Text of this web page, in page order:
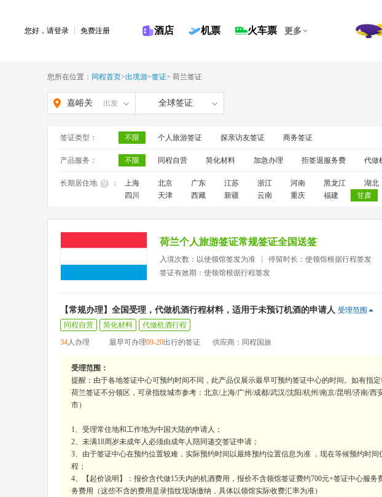
您好，请登录 免费注册 酒店 机票 火车票 更多
您所在位置： 同程首页>出境游>签证> 荷兰签证
嘉峪关 出发 全球签证
签证类型： 不限 个人旅游签证 探亲访友签证 商务签证
产品服务： 不限 同程自营 简化材料 加急办理 拒签退服务费 代做
长期居住地 ： 上海 北京 广东 江苏 浙江 河南 黑龙江 湖北
四川
天津 西藏 新疆 云南 重庆 福建 甘肃
荷兰个人旅游签证常规签证全国送签
入境次数：以使领馆签发为准
停留时长：使领馆根据行程签发
签证有效期：使领馆根据行程签发
【常规办理】全国受理，代做机酒行程材料，适用于未预订机酒的申请人 受理范围
同程自营
简化材料
代做机酒行程
34人办理 最早可办理09-20出行的签证 供应商：同程国旅
受理范围：
提醒：由于各地签证中心可预约时间不同，此产品仅展示最早可预约签证中心的时间。如有指
荷兰签证不分领区，可录指纹城市参考：北京/上海/广州/成都/武汉/沈阳/杭州/南京/昆明/济南/
市）
1、受理常住地和工作地为中国大陆的申请人；
2、未满18周岁未成年人必须由成年人陪同递交签证申请；
3、由于签证中心在预约位置较难，实际预约时间以最终预约位置信息为准 ，现在等候预约时
程；
4、【起价说明】：报价含代做15天内的机酒费用，报价不含领馆签证费约700元+签证中心服
务费用（这些不含的费用是录指纹现场缴纳，具体以领馆实际收费汇率为准）